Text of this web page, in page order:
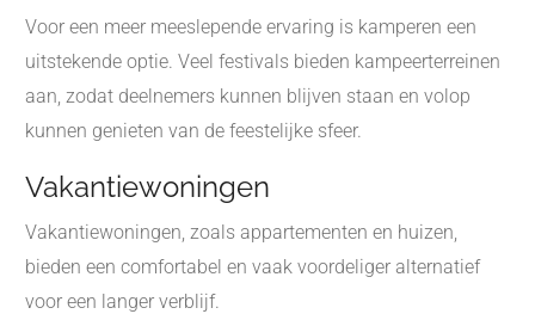
Voor een meer meeslepende ervaring is kamperen een
uitstekende optie. Veel festivals bieden kampeerterreinen
aan, zodat deelnemers kunnen blijven staan en volop
kunnen genieten van de feestelijke sfeer.
Vakantiewoningen
Vakantiewoningen, zoals appartementen en huizen,
bieden een comfortabel en vaak voordeliger alternatief
voor een langer verblijf.